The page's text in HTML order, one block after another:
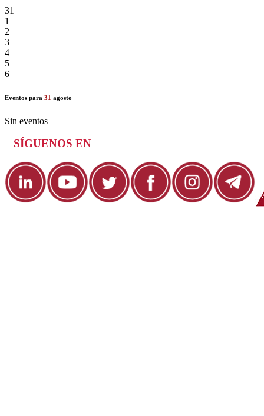
31
1
2
3
4
5
6
Eventos para 31 agosto
Sin eventos
SÍGUENOS EN